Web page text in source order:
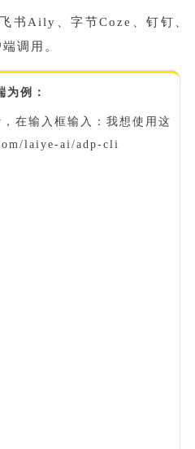
书Aily、字节Coze、钉钉、
调用。
例：
在输入框输入：我想使用这
laiye-ai/adp-cli